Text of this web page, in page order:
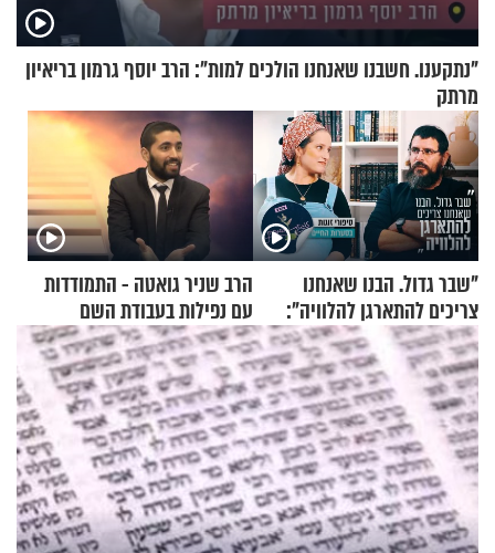
"נתקענו. חשבנו שאנחנו הולכים למות": הרב יוסף גרמון בריאיון
מרתק
"שבר גדול. הבנו שאנחנו
צריכים להתארגן להלוויה":
זוגיות במבחן, הפעם עם מרים
וגד דנינו
הרב שניר גואטה - התמודדות
עם נפילות בעבודת השם